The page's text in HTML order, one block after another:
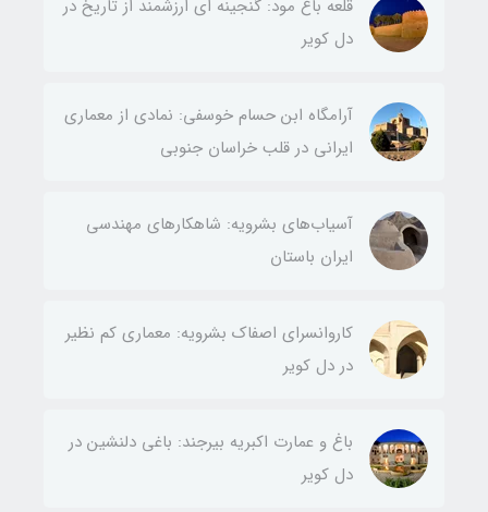
قلعه باغ مود: گنجینه ای ارزشمند از تاریخ در
دل کویر
آرامگاه ابن حسام خوسفی: نمادی از معماری
ایرانی در قلب خراسان جنوبی
آسیاب‌های بشرویه: شاهکارهای مهندسی
ایران باستان
کاروانسرای اصفاک بشرویه: معماری کم نظیر
در دل کویر
باغ و عمارت اکبریه بیرجند: باغی دلنشین در
دل کویر